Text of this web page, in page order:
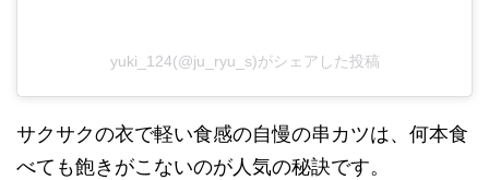
yuki_124(@ju_ryu_s)がシェアした投稿
サクサクの衣で軽い食感の自慢の串カツは、何本食
べても飽きがこないのが人気の秘訣です。